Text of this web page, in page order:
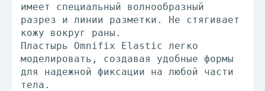
имеет специальный волнообразный
разрез и линии разметки. Не стягивает
кожу вокруг раны.
Пластырь Omnifix Elastic легко
моделировать, создавая удобные формы
для надежной фиксации на любой части
тела.